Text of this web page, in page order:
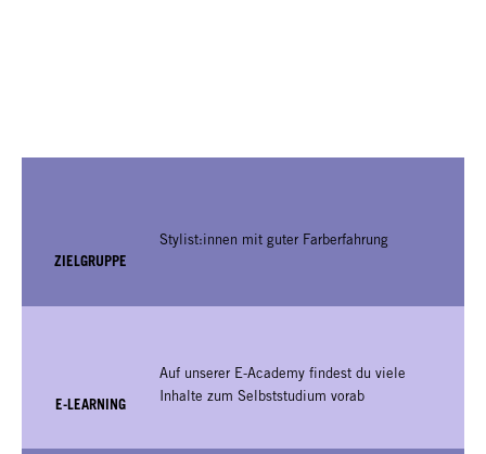
ZIELGRUPPE
Stylist:innen mit guter Farberfahrung
E-LEARNING
Auf unserer E-Academy findest du viele
Inhalte zum Selbststudium vorab